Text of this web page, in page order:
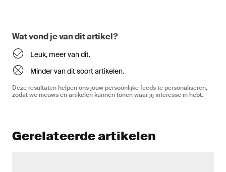
Wat vond je van dit artikel?
Leuk, meer van dit.
Minder van dit soort artikelen.
Deze resultaten helpen ons jouw persoonlijke feeds te personaliseren,
zodat we nieuws en artikelen kunnen tonen waar jij interesse in hebt.
Gerelateerde artikelen